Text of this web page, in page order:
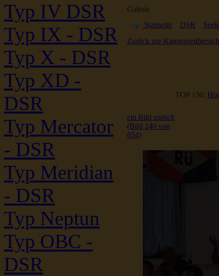
Typ IV DSR
Typ IX - DSR
Typ X - DSR
Typ XD -
DSR
Typ Mercator
- DSR
Typ Meridian
- DSR
Typ Neptun
Typ OBC -
DSR
Galerie
Startseite » DSR »
Zurück zur
TOP 150:
ein Bild zurück
(Bild 240 von
654)